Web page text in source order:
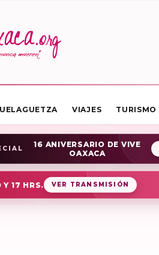
VIAJES TURISMO
16 ANIVERSARIO DE VIVE
OAXACA
17 HRS. VER TRANSMISIÓN